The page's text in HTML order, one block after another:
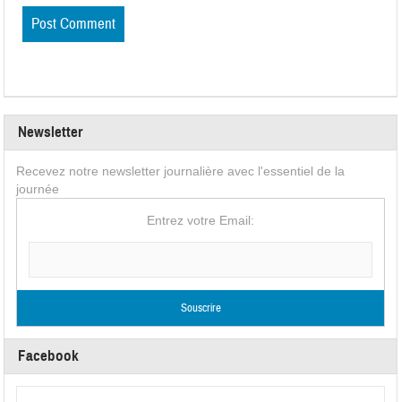
Newsletter
Recevez notre newsletter journalière avec l'essentiel de la
journée
Entrez votre Email:
Facebook